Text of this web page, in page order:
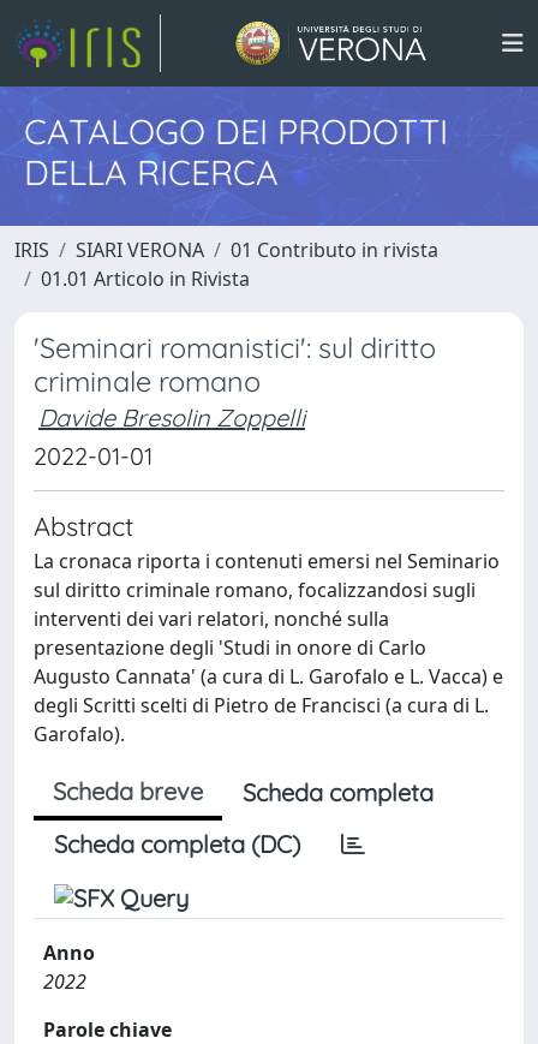
CATALOGO DEI PRODOTTI
DELLA RICERCA
IRIS SIARI VERONA
01 Contributo in rivista
01.01 Articolo in Rivista
'Seminari romanistici': sul diritto
criminale romano
Davide Bresolin Zoppelli
2022-01-01
Abstract
La cronaca riporta i contenuti emersi nel Seminario
sul diritto criminale romano, focalizzandosi sugli
interventi dei vari relatori, nonché sulla
presentazione degli 'Studi in onore di Carlo
Augusto Cannata' (a cura di L. Garofalo e L. Vacca) e
degli Scritti scelti di Pietro de Francisci (a cura di L.
Garofalo).
Scheda breve
Scheda completa
Scheda completa (DC)
Anno
2022
Parole chiave